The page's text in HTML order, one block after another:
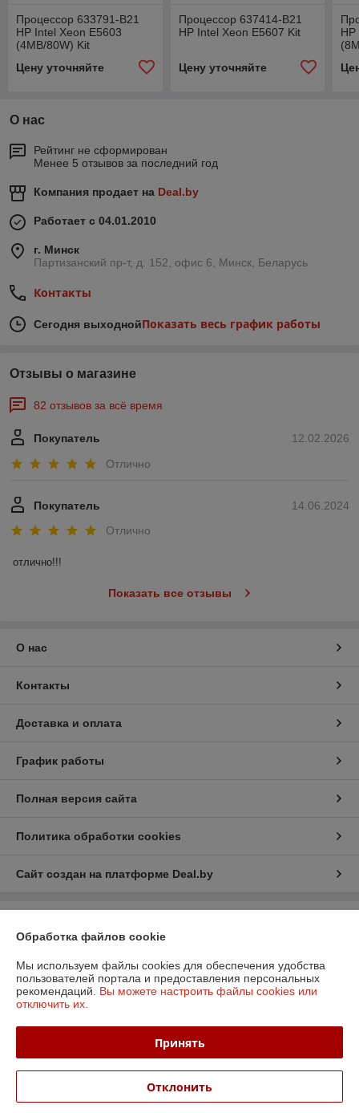
Процессор 633791-B21
HP Intel Xeon E5603
(4MB/80W) Kit
Цену уточняйте
Процессор 637414-B21
HP Intel Xeon E5607 Kit
Цену уточняйте
О нас
Рейтинг не сформирован
Менее 5 отзывов за последний год
Компания продает на Deal.by
Работает с 04.01.2010
г. Минск
Партизанский пр-т, д. 152, офис 6, Минск, Беларусь
Контакты
Сегодня выходнойПоказать весь график работы
Отзывы о магазине
82 отзывов за всё время
12.02.2026
Покупатель
Отлично
14.06.2024
Покупатель
Отлично
отлично!!!
Показать все отзывы
О нас
Контакты
Доставка и оплата
График работы
Полная версия сайта
Политика обработки cookies
Сайт создан на платформе Deal.by
г. Минск пр. Партизанский, 152-1а
Регистрационный номер ЕГР: 190706808
Регистрационный орган: Администрация Заводского района
Местонахождение книги жалоб и предложений: Партизанский пр-т, д.
152, офис 6
Обработка файлов cookie
Мы используем файлы cookies для обеспечения удобства
пользователей портала и предоставления персональных
рекомендаций. Вы можете настроить файлы cookies или
отключить их.
Принять
Отклонить